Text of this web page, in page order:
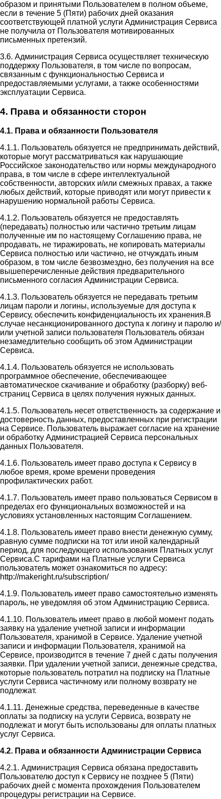
образом и принятыми Пользователем в полном объеме,
если в течение 5 (Пяти) рабочих дней оказания
соответствующей платной услуги Администрация Сервиса
не получила от Пользователя мотивированных
письменных претензий.
3.6. Администрация Сервиса осуществляет техническую
поддержку Пользователя, в том числе по вопросам,
связанным с функциональностью Сервиса и
предоставляемыми услугами, а также особенностями
эксплуатации Сервиса.
4. Права и обязанности сторон
4.1. Права и обязанности Пользователя
4.1.1. Пользователь обязуется не предпринимать действий,
которые могут рассматриваться как нарушающие
Российское законодательство или нормы международного
права, в том числе в сфере интеллектуальной
собственности, авторских и/или смежных правах, а также
любых действий, которые приводят или могут привести к
нарушению нормальной работы Сервиса.
4.1.2. Пользователь обязуется не предоставлять
(передавать) полностью или частично третьим лицам
полученные им по настоящему Соглашению права, не
продавать, не тиражировать, не копировать материалы
Сервиса полностью или частично, не отчуждать иным
образом, в том числе безвозмездно, без получения на все
вышеперечисленные действия предварительного
письменного согласия Администрации Сервиса.
4.1.3. Пользователь обязуется не передавать третьим
лицам пароли и логины, используемые для доступа к
Сервису, обеспечить конфиденциальность их хранения.В
случае несанкционированного доступа к логину и паролю и/
или учетной записи пользователя Пользователь обязан
незамедлительно сообщить об этом Администрации
Сервиса.
4.1.4. Пользователь обязуется не использовать
программное обеспечение, обеспечивающее
автоматическое скачивание и обработку (разборку) веб-
страниц Сервиса в целях получения нужных данных.
4.1.5. Пользователь несет ответственность за содержание и
достоверность данных, предоставленных при регистрации
на Сервисе. Пользователь выражает согласие на хранение
и обработку Администрацией Сервиса персональных
данных Пользователя.
4.1.6. Пользователь имеет право доступа к Сервису в
любое время, кроме времени проведения
профилактических работ.
4.1.7. Пользователь имеет право пользоваться Сервисом в
пределах его функциональных возможностей и на
условиях установленных настоящим Соглашением.
4.1.8. Пользователь имеет право внести денежную сумму,
равную сумме подписки на тот или иной календарный
период, для последующего использования Платных услуг
Сервиса.С тарифами на Платные услуги Сервиса
пользователь может ознакомиться по адресу:
http://makeright.ru/subscription/
4.1.9. Пользователь имеет право самостоятельно изменять
пароль, не уведомляя об этом Администрацию Сервиса.
4.1.10. Пользователь имеет право в любой момент подать
заявку на удаление учетной записи и информации
Пользователя, хранимой в Сервисе. Удаление учетной
записи и информации Пользователя, хранимой на
Сервисе, производится в течение 7 дней с даты получения
заявки. При удалении учетной записи, денежные средства,
которые пользователь потратил на подписку на Платные
услуги Сервиса частичному или полному возврату не
подлежат.
4.1.11. Денежные средства, переведенные в качестве
оплаты за подписку на услуги Сервиса, возврату не
подлежат и могут быть использованы для оплаты платных
услуг Сервиса.
4.2. Права и обязанности Администрации Сервиса
4.2.1. Администрация Сервиса обязана предоставить
Пользователю доступ к Сервису не позднее 5 (Пяти)
рабочих дней с момента прохождения Пользователем
процедуры регистрации на Сервисе.